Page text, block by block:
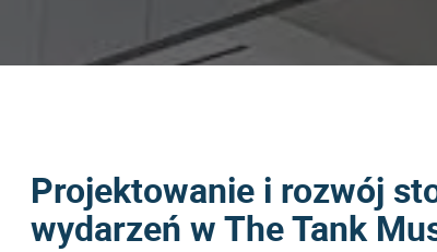
Projektowanie i rozwój
wydarzeń w The Tank